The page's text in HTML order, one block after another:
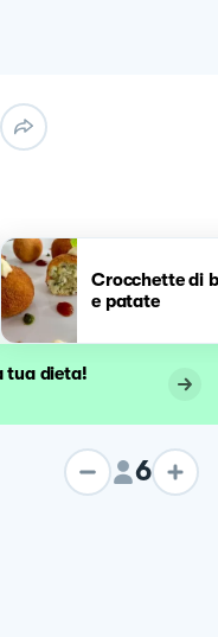
Crocchette di
e patate
tua dieta!
6